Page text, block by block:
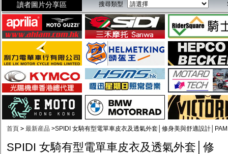
讀者圖片分享區 搜尋類型
首頁 > 最新産品 >SPIDI 女騎有型電單車皮衣及透氣外套│修身美與舒適設計│PAM
SPIDI 女騎有型電單車皮衣及透氣外套│修